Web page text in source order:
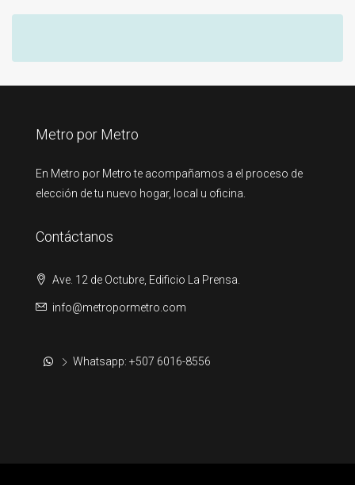
Metro por Metro
En Metro por Metro te acompañamos a el proceso de
elección de tu nuevo hogar, local u oficina.
Contáctanos
Ave. 12 de Octubre, Edificio La Prensa.
info@metropormetro.com
Whatsapp: +507 6016-8556